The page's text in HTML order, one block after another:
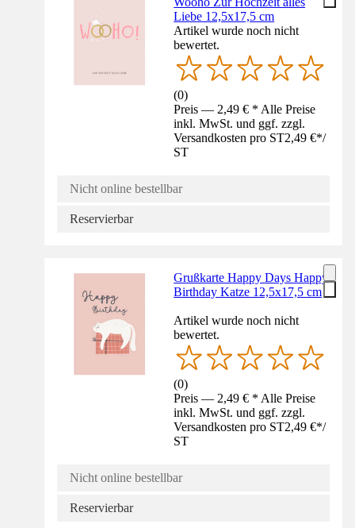
Liebe 12,5x17,5 cm
Artikel wurde noch nicht
bewertet.
(0)
Preis — 2,49 € * Alle Preise
inkl. MwSt. und ggf. zzgl.
Versandkosten pro ST2,49 €*/
ST
Nicht online bestellbar
Reservierbar
Grußkarte Happy Days Happy
Birthday Katze 12,5x17,5 cm
Artikel wurde noch nicht
bewertet.
(0)
Preis — 2,49 € * Alle Preise
inkl. MwSt. und ggf. zzgl.
Versandkosten pro ST2,49 €*/
ST
Nicht online bestellbar
Reservierbar